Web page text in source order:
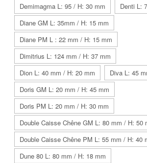
Demimagma L: 95 / H: 30 mm
Denti L:
Diane GM L: 35mm / H: 15 mm
Diane PM L : 22 mm / H: 15 mm
Dimitrius L: 124 mm / H: 37 mm
Dion L: 40 mm / H: 20 mm
Diva L: 45
Doris GM L: 20 mm / H: 45 mm
Doris PM L: 20 mm / H: 30 mm
Double Caisse Chêne GM L: 80 mm / H: 50
Double Caisse Chêne PM L: 55 mm / H: 40
Dune 80 L: 80 mm / H: 18 mm